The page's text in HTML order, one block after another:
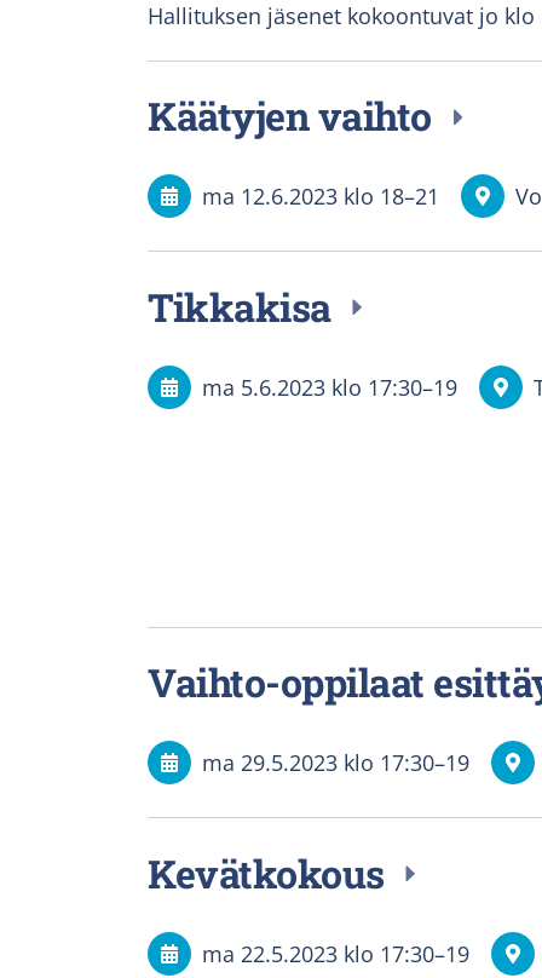
Hallituksen jäsenet kokoontuvat jo klo
Käätyjen vaihto
ma 12.6.2023 klo 18–21
Tikkakisa
ma 5.6.2023 klo 17:30–19
Vaihto-oppilaat
ma 29.5.2023 klo 17:30–19
Kevätkokous
ma 22.5.2023 klo 17:30–19